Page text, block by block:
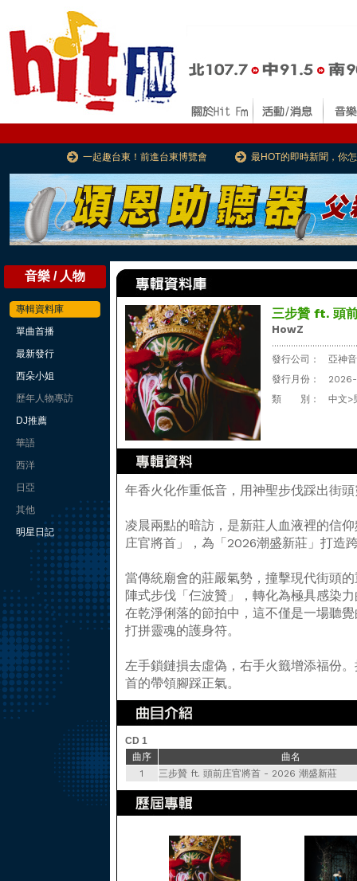
一起趣台東！前進台東博覽會 最HOT的即時新聞，你
音樂 / 人物
專輯資料庫
單曲首播
最新發行
西朵小姐
歷年人物專訪
DJ推薦
華語
西洋
日亞
其他
明星日記
三步贊 ft. 頭
HowZ
發行公司：
亞神
發行月份：
類 別：
中文>
年香火化作重低音，用神聖步伐踩出街
凌晨兩點的暗訪，是新莊人血液裡的信
庄官將首」，為「2026潮盛新莊」打造
當傳統廟會的莊嚴氣勢，撞擊現代街頭
陣式步伐「仨波贊」，轉化為極具感染
在乾淨俐落的節拍中，這不僅是一場聽
打拼靈魂的護身符。
左手鎖鏈損去虛偽，右手火籤增添福份
首的帶領腳踩正氣。
CD 1
曲序
曲名
1
三步贊 ft. 頭前庄官將首 - 2026 潮盛新莊